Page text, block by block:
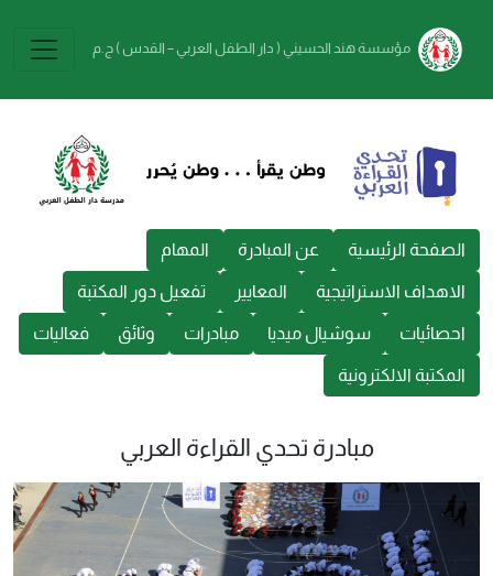
مؤسسة هند الحسيني ( دار الطفل العربي – القدس ) ج.م
الصفحة الرئيسية عن المبادرة المهام
الاهداف الاستراتيجية المعايير تفعيل دور المكتبة
احصائيات سوشيال ميديا مبادرات وثائق فعاليات
المكتبة الالكترونية
مبادرة تحدي القراءة العربي